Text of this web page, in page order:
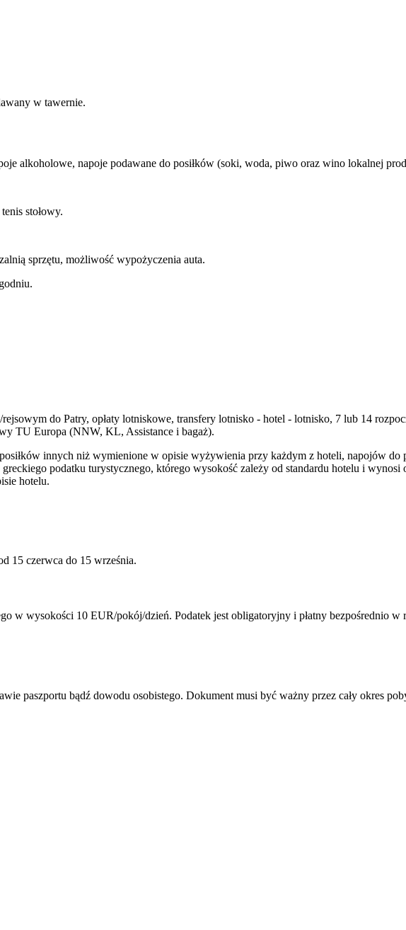
w tawernie.
alkoholowe, napoje podawane do posiłków (soki, woda, piwo oraz wino lokalnej
stołowy.
sprzętu, możliwość wypożyczenia auta.
do Patry, opłaty lotniskowe, transfery lotnisko - hotel - lotnisko, 7 lub 14
TU Europa (NNW, KL, Assistance i bagaż).
innych niż wymienione w opisie wyżywienia przy każdym z hoteli, napojów do
podatku turystycznego, którego wysokość zależy od standardu hotelu i
hotelu.
15 czerwca do 15 września.
w wysokości 10 EUR/pokój/dzień. Podatek jest obligatoryjny i płatny bezpośrednio
paszportu bądź dowodu osobistego. Dokument musi być ważny przez cały okres